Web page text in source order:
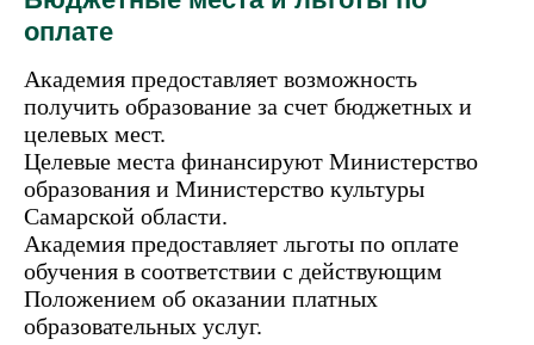
Бюджетные места и льготы по
оплате
Академия предоставляет возможность
получить образование за счет бюджетных и
целевых мест.
Целевые места финансируют Министерство
образования и Министерство культуры
Самарской области.
Академия предоставляет льготы по оплате
обучения в соответствии с действующим
Положением об оказании платных